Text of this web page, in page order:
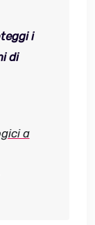
i
di
a